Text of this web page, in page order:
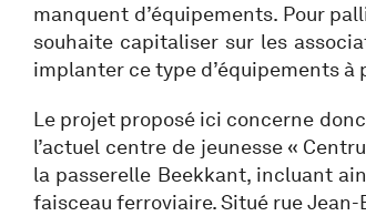
manquent d’équipements. Pour
souhaite capitaliser sur les
implanter ce type d’équipements
Le projet proposé ici concerne
l’actuel centre de jeunesse «
la passerelle Beekkant, incluant
faisceau ferroviaire. Situé rue